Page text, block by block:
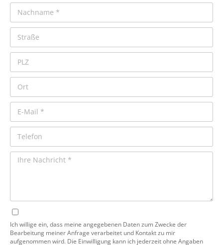
Ich willige ein, dass meine angegebenen Daten zum Zwecke der
Bearbeitung meiner Anfrage verarbeitet und Kontakt zu mir
aufgenommen wird. Die Einwilligung kann ich jederzeit ohne Angaben